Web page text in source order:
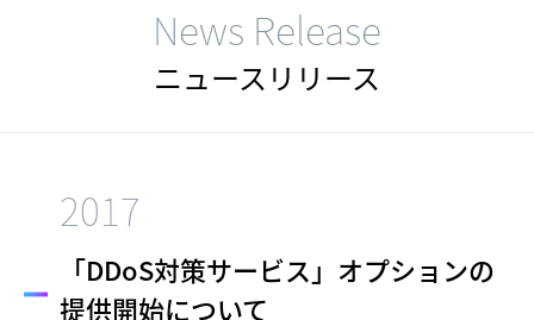
News Release
ニュースリリース
2017
「DDoS対策サービス」オプションの
提供開始について